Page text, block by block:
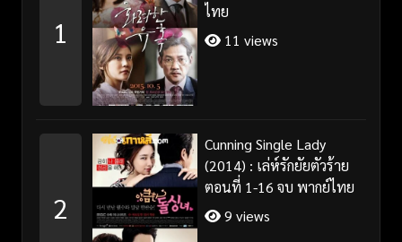
1
ไทย
11 views
2
Cunning Single Lady
(2014) : เล่ห์รักยัยตัวร้าย
ตอนที่ 1-16 จบ พากย์ไทย
9 views